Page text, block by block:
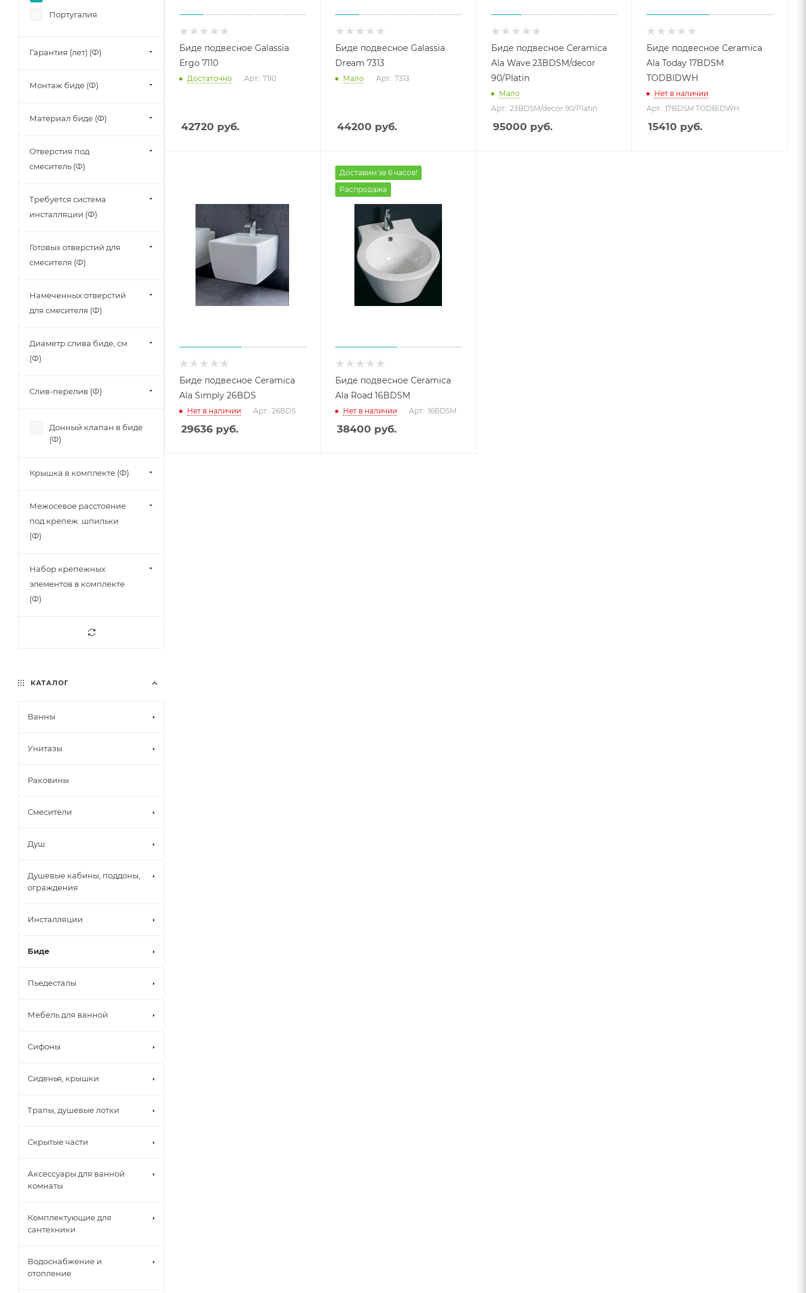
Биде подвесное Galassia
Ergo 7110
Достаточно Арт.: 7110
42720 руб.
Биде подвесное Galassia
Dream 7313
Мало Арт.: 7313
44200 руб.
Биде подвесное Ceramica
Ala Wave 23BDSM/decor
90/Platin
Мало
Арт.: 23BDSM/decor 90/Platin
95000 руб.
Биде подвесное Ceramica
Ala Today 17BDSM
TODBIDWH
Нет в наличии
Арт.: 17BDSM TODBIDWH
15410 руб.
Биде подвесное Ceramica
Ala Simply 26BDS
Нет в наличии Арт.: 26BDS
29636 руб.
Доставим за 6 часов!
Распродажа
Биде подвесное Ceramica
Ala Road 16BDSM
Нет в наличии Арт.: 16BDSM
38400 руб.
Португалия
Гарантия (лет) (Ф)
Монтаж биде (Ф)
Материал биде (Ф)
Отверстия под
смеситель (Ф)
Требуется система
инсталляции (Ф)
Готовых отверстий для
смесителя (Ф)
Намеченных отверстий
для смесителя (Ф)
Диаметр слива биде, см
(Ф)
Слив-перелив (Ф)
Донный клапан в биде
(Ф)
Крышка в комплекте (Ф)
Межосевое расстояние
под крепеж. шпильки
(Ф)
Набор крепежных
элементов в комплекте
(Ф)
КАТАЛОГ
Ванны
Унитазы
Раковины
Смесители
Душ
Душевые кабины, поддоны,
ограждения
Инсталляции
Биде
Пьедесталы
Мебель для ванной
Сифоны
Сиденья, крышки
Трапы, душевые лотки
Скрытые части
Аксессуары для ванной
комнаты
Комплектующие для
сантехники
Водоснабжение и
отопление